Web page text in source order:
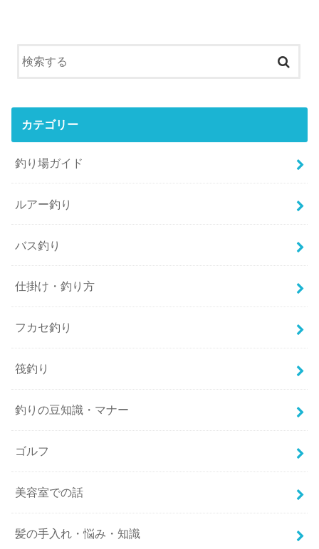
カテゴリー
釣り場ガイド
ルアー釣り
バス釣り
仕掛け・釣り方
フカセ釣り
筏釣り
釣りの豆知識・マナー
ゴルフ
美容室での話
髪の手入れ・悩み・知識